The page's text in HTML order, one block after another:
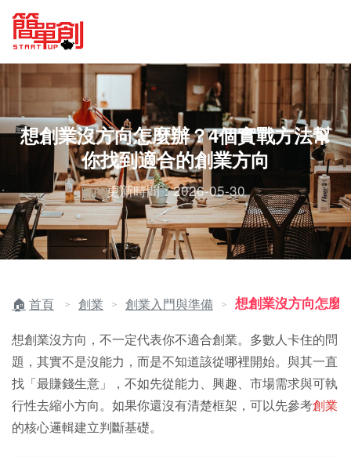
想創業沒方向怎麼辦？4個實戰方法幫
你找到適合的創業方向
更新時間：2026-05-30
首頁 ＞ 創業 ＞ 創業入門與準備 ＞ 想創業沒方向怎麼
想創業沒方向，不一定代表你不適合創業。多數人卡住的問
題，其實不是沒能力，而是不知道該從哪裡開始。與其一直
找「最賺錢生意」，不如先從能力、興趣、市場需求與可執
行性去縮小方向。如果你還沒有清楚框架，可以先參考創業
的核心邏輯建立判斷基礎。